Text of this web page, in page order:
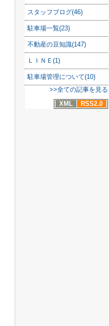
スタッフブログ(46)
駐車場一覧(23)
不動産の豆知識(147)
ＬＩＮＥ(1)
駐車場管理について(10)
>>全ての記事を見る
XML
RSS2.0